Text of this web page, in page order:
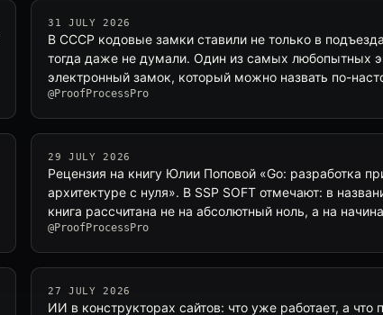
31 JULY 2026
В СССР кодовые замки ставили не только в
тогда даже не думали. Один из самых любопытных
электронный замок, который можно назвать по-
@ProofProcessPro
29 JULY 2026
Рецензия на книгу Юлии Поповой «Go: разработка
архитектуре с нуля». В SSP SOFT отмечают: в
книга рассчитана не на абсолютный ноль, а на
@ProofProcessPro
27 JULY 2026
ИИ в конструкторах сайтов: что уже работает, а